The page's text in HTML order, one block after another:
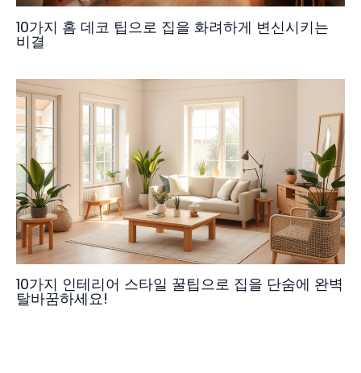
10가지 홈 데코 팁으로 집을 화려하게 변신시키는
비결
10가지 인테리어 스타일 꿀팁으로 집을 단숨에 완벽
탈바꿈하세요!